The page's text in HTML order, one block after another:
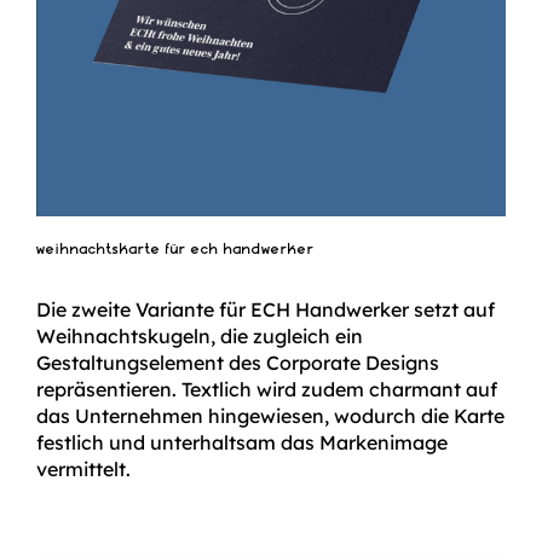
weihnachtskarte für ech handwerker
Die zweite Variante für ECH Handwerker setzt auf
Weihnachtskugeln, die zugleich ein
Gestaltungselement des Corporate Designs
repräsentieren. Textlich wird zudem charmant auf
das Unternehmen hingewiesen, wodurch die Karte
festlich und unterhaltsam das Markenimage
vermittelt.